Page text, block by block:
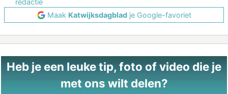
redactie
Maak Katwijksdagbladje Google-favoriet
Heb je een leuke tip, foto of video die je
met ons wilt delen?